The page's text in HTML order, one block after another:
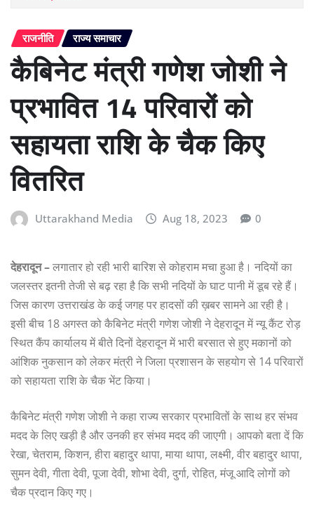
राजनीति राज्य समाचार
कैबिनेट मंत्री गणेश जोशी ने
प्रभावित 14 परिवारों को
सहायता राशि के चैक किए
वितरित
Uttarakhand Media Aug 18, 2023 0
देहरादून –लगातार हो रही भारी बारिश से कोहराम मचा हुआ है। नदियों का
जलस्तर इतनी तेजी से बढ़ रहा है कि सभी नदियों के घाट पानी में डूब रहे हैं।
जिस कारण उत्तराखंड के कई जगह पर हादसों की ख़बर सामने आ रही है।
इसी बीच 18 अगस्त को कैबिनेट मंत्री गणेश जोशी ने देहरादून में न्यू कैंट रोड़
स्थित कैंप कार्यालय में बीते दिनों देहरादून में भारी बरसात से हुए मकानों को
आंशिक नुकसान को लेकर मंत्री ने जिला प्रशासन के सहयोग से 14 परिवारों
को सहायता राशि के चैक भेंट किया।
कैबिनेट मंत्री गणेश जोशी ने कहा राज्य सरकार प्रभावितों के साथ हर संभव
मदद के लिए खड़ी है और उनकी हर संभव मदद की जाएगी। आपको बता दें कि
रेखा, चेतराम, किशन, हीरा बहादुर थापा, माया थापा, लक्ष्मी, वीर बहादुर थापा,
सुमन देवी, गीता देवी, पूजा देवी, शोभा देवी, दुर्गा, रोहित, मंजू आदि लोगों को
चैक प्रदान किए गए।